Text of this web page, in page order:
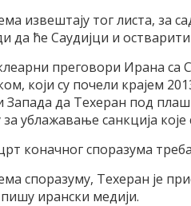
извештају тог листа, за
да ће Саудијци и
преговори Ирана са
који су почели крајем
Запада да Техеран под
ублажавање санкција
коначног споразума
споразуму, Техеран је
пишу ирански медији.